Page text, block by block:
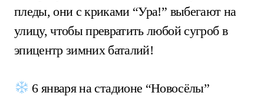
пледы, они с криками “Ура!” выбегают на
улицу, чтобы превратить любой сугроб в
эпицентр зимних баталий!
6 января на стадионе “Новосёлы”